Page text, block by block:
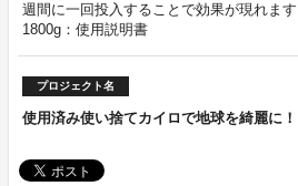
週間に一回投入することで効果が現れま
1800g：使用説明書
プロジェクト名
使用済み使い捨てカイロで地球を綺麗に！